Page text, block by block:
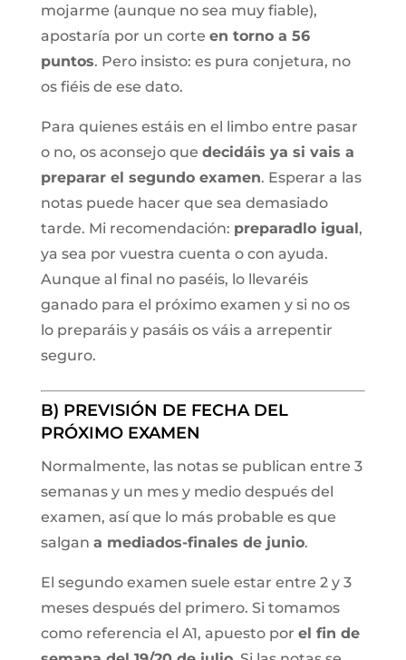
mojarme (aunque no sea muy fiable),
apostaría por un corte en torno a 56
puntos. Pero insisto: es pura conjetura, no
os fiéis de ese dato.
Para quienes estáis en el limbo entre pasar
o no, os aconsejo que decidáis ya si vais a
preparar el segundo examen. Esperar a las
notas puede hacer que sea demasiado
tarde. Mi recomendación: preparadlo igual,
ya sea por vuestra cuenta o con ayuda.
Aunque al final no paséis, lo llevaréis
ganado para el próximo examen y si no os
lo preparáis y pasáis os váis a arrepentir
seguro.
B) PREVISIÓN DE FECHA DEL
PRÓXIMO EXAMEN
Normalmente, las notas se publican entre 3
semanas y un mes y medio después del
examen, así que lo más probable es que
salgan a mediados-finales de junio.
El segundo examen suele estar entre 2 y 3
meses después del primero. Si tomamos
como referencia el A1, apuesto por el fin de